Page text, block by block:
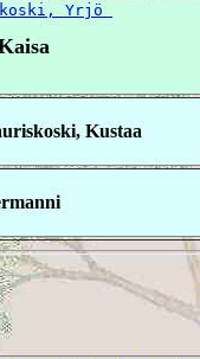
Yrjö
Kustaa